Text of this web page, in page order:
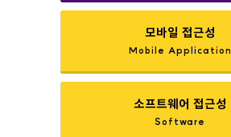
모바일 접근성
Mobile Application
소프트웨어 접근성
Software